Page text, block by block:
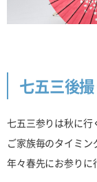
七五三後
七五三参りは秋に行
ご家族毎のタイミン
年々春先にお参りに